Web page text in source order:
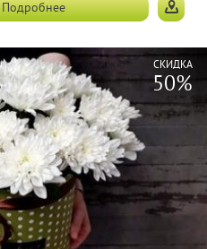
Подробнее
СКИДКА
50%